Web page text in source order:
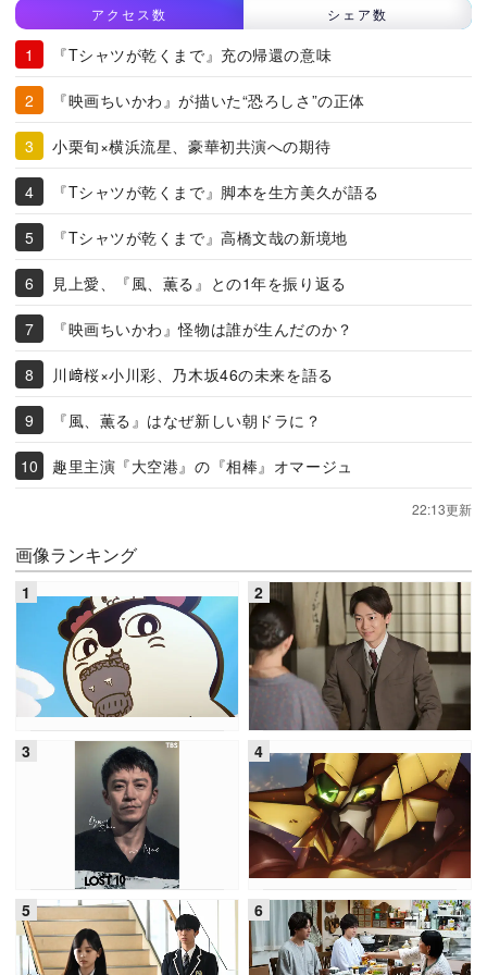
アクセス数 シェア数
『Tシャツが乾くまで』充の帰還の意味
『映画ちいかわ』が描いた“恐ろしさ”の正体
小栗旬×横浜流星、豪華初共演への期待
『Tシャツが乾くまで』脚本を生方美久が語る
『Tシャツが乾くまで』高橋文哉の新境地
見上愛、『風、薫る』との1年を振り返る
『映画ちいかわ』怪物は誰が生んだのか？
川﨑桜×小川彩、乃木坂46の未来を語る
『風、薫る』はなぜ新しい朝ドラに？
趣里主演『大空港』の『相棒』オマージュ
22:13更新
画像ランキング